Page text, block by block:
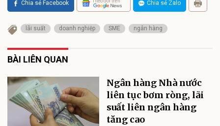
Chia sẻ Facebook Chia sẻ Zalo
lãi suất doanh nghiệp SME ngân hàng
BÀI LIÊN QUAN
Ngân hàng Nhà nước
liên tục bơm ròng, lãi
suất liên ngân hàng
tăng cao